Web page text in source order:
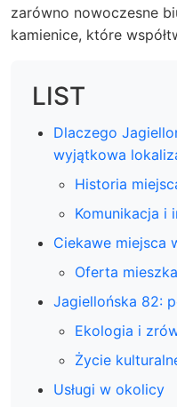
zarówno nowoczesne
kamienice, które
LIST
Dlaczego
wyjątkowa
Historia
Komunikacja i
Ciekawe miejsca
Oferta
Jagiellońska 82:
Ekologia i
Życie
Usługi w okolicy